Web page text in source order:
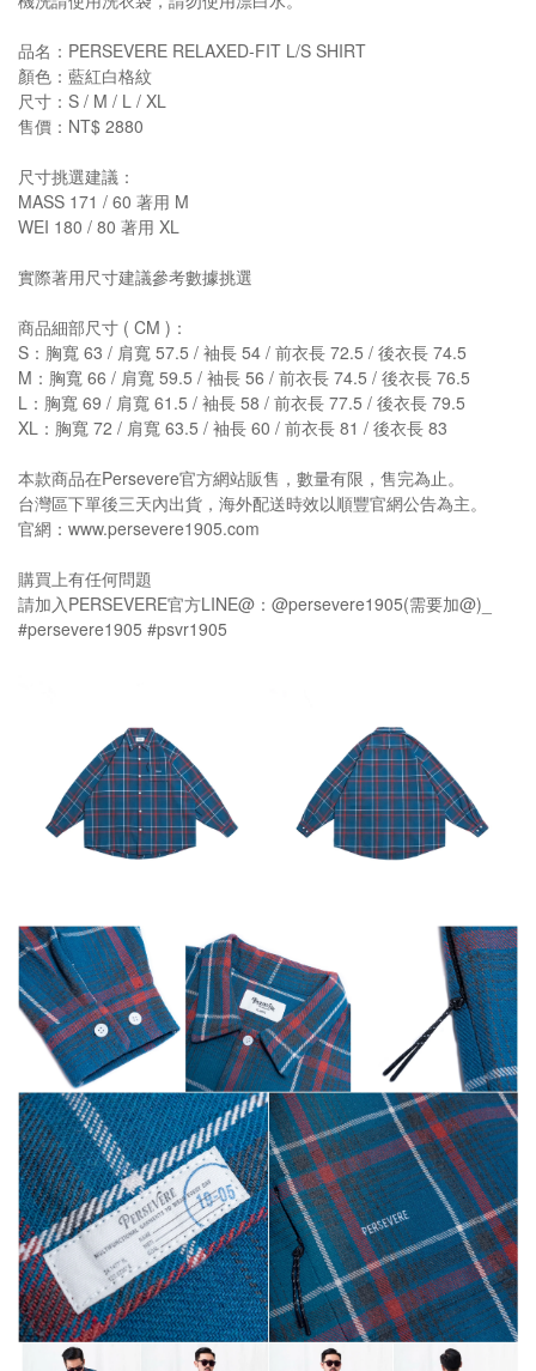
品名：PERSEVERE RELAXED-FIT L/S SHIRT
顏色：藍紅白格紋
尺寸：S / M / L / XL
售價：NT$ 2880
尺寸挑選建議：
MASS 171 / 60 著用 M
WEI 180 / 80 著用 XL
實際著用尺寸建議參考數據挑選
商品細部尺寸 ( CM )：
S：胸寬 63 / 肩寬 57.5 / 袖長 54 / 前衣長 72.5 / 後衣長 74.5
M：胸寬 66 / 肩寬 59.5 / 袖長 56 / 前衣長 74.5 / 後衣長 76.5
L：胸寬 69 / 肩寬 61.5 / 袖長 58 / 前衣長 77.5 / 後衣長 79.5
XL：胸寬 72 / 肩寬 63.5 / 袖長 60 / 前衣長 81 / 後衣長 83
本款商品在Persevere官方網站販售，數量有限，售完為止。
台灣區下單後三天內出貨，海外配送時效以順豐官網公告為主。
官網：www.persevere1905.com
購買上有任何問題
請加入PERSEVERE官方LINE@：@persevere1905(需要加@)_
#persevere1905 #psvr1905